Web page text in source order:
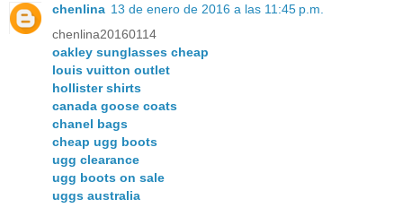
chenlina 13 de enero de 2016 a las 11:45 p.m.
chenlina20160114
oakley sunglasses cheap
louis vuitton outlet
hollister shirts
canada goose coats
chanel bags
cheap ugg boots
ugg clearance
ugg boots on sale
uggs australia